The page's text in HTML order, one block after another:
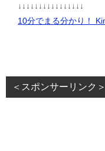
↓↓↓↓↓↓↓↓↓↓↓↓↓↓↓↓
10分でまる分かり！
＜スポンサーリンク＞